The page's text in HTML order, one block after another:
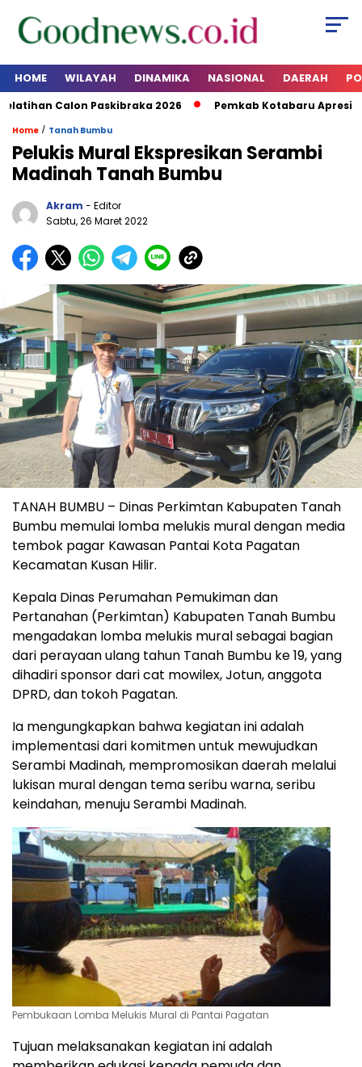
HOME WILAYAH DINAMIKA NASIONAL DAERAH
Calon Paskibraka 2026 Pemkab Kotabaru Apresiasi
Home / Tanah Bumbu
Pelukis Mural Ekspresikan Serambi
Madinah Tanah Bumbu
Akram - Editor
Sabtu, 26 Maret 2022
TANAH BUMBU – Dinas Perkimtan Kabupaten Tanah
Bumbu memulai lomba melukis mural dengan media
tembok pagar Kawasan Pantai Kota Pagatan
Kecamatan Kusan Hilir.
Kepala Dinas Perumahan Pemukiman dan
Pertanahan (Perkimtan) Kabupaten Tanah Bumbu
mengadakan lomba melukis mural sebagai bagian
dari perayaan ulang tahun Tanah Bumbu ke 19, yang
dihadiri sponsor dari cat mowilex, Jotun, anggota
DPRD, dan tokoh Pagatan.
Ia mengungkapkan bahwa kegiatan ini adalah
implementasi dari komitmen untuk mewujudkan
Serambi Madinah, mempromosikan daerah melalui
lukisan mural dengan tema seribu warna, seribu
keindahan, menuju Serambi Madinah.
Pembukaan Lomba Melukis Mural di Pantai Pagatan
Tujuan melaksanakan kegiatan ini adalah